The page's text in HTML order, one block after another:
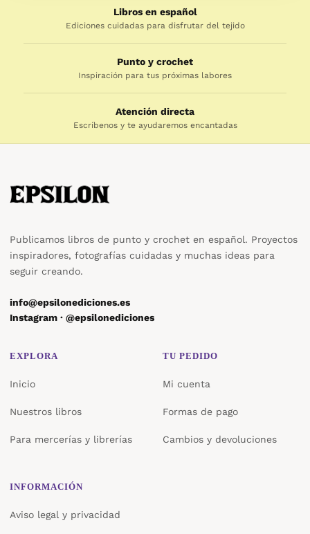
Libros en español
Ediciones cuidadas para disfrutar del tejido
Punto y crochet
Inspiración para tus próximas labores
Atención directa
Escríbenos y te ayudaremos encantadas
Publicamos libros de punto y crochet en español. Proyectos
inspiradores, fotografías cuidadas y muchas ideas para
seguir creando.
info@epsilonediciones.es
Instagram · @epsilonediciones
EXPLORA
Inicio
Nuestros libros
Para mercerías y librerías
TU PEDIDO
Mi cuenta
Formas de pago
Cambios y devoluciones
INFORMACIÓN
Aviso legal y privacidad